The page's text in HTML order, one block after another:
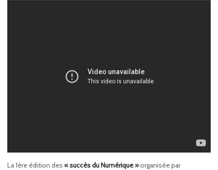
La 1ère édition des « succès du Numérique »organisée par